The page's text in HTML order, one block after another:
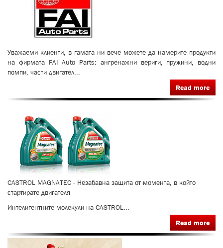
Уважаеми клиенти, в гамата ни вече можете да намерите продукти
на фирмата FAI Auto Parts: ангренажни вериги, пружини, водни
помпи, части двигател...
Read more
CASTROL MAGNATEC - Незабавна защита от момента, в който
стартирате двигателя
Интелигентните молекули на CASTROL...
Read more